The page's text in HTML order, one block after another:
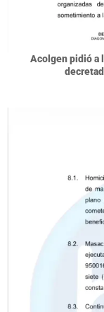
Acolgen pidió a